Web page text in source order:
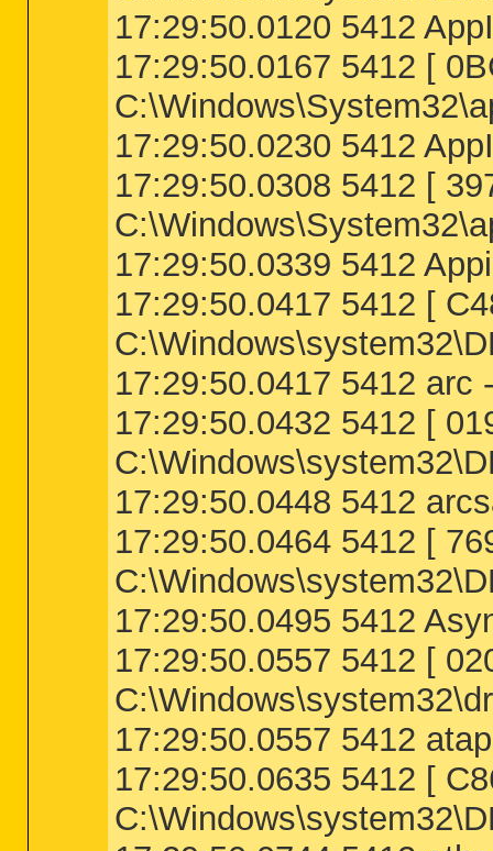
17:29:50.0120 5412
17:29:50.0167 5412 [
17:29:50.0230 5412
17:29:50.0308 5412 [
17:29:50.0339 5412
17:29:50.0417 5412 [
17:29:50.0417 5412 arc
17:29:50.0432 5412 [
17:29:50.0448 5412
17:29:50.0464 5412 [
17:29:50.0495 5412
17:29:50.0557 5412 [
17:29:50.0557 5412
17:29:50.0635 5412 [